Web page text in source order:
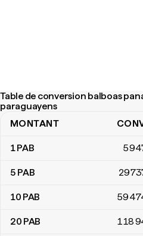
Table de conversion balboas
paraguayens
Table de conversion balboas
MONTANT
1PAB 5
5 PAB 29
10 PAB 59
20 PAB 118